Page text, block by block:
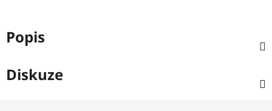
Popis
Diskuze